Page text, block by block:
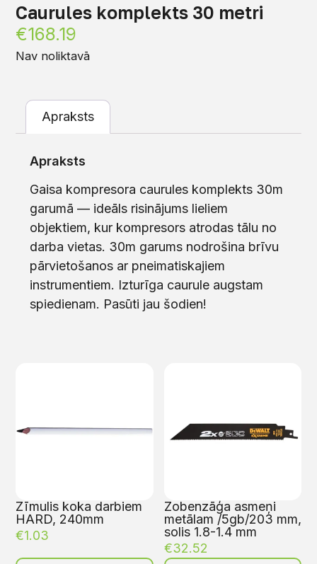
Caurules komplekts 30 metri
€168.19
Nav noliktavā
Apraksts
Apraksts
Gaisa kompresora caurules komplekts 30m
garumā — ideāls risinājums lieliem
objektiem, kur kompresors atrodas tālu no
darba vietas. 30m garums nodrošina brīvu
pārvietošanos ar pneimatiskajiem
instrumentiem. Izturīga caurule augstam
spiedienam. Pasūti jau šodien!
Zīmulis koka darbiem
HARD, 240mm
€1.03
Zobenzāģa asmeņi
metālam /5gb/203 mm,
solis 1.8-1.4 mm
€32.52